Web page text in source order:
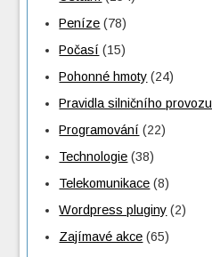
Peníze (78)
Počasí (15)
Pohonné hmoty (24)
Pravidla silničního provozu
Programování (22)
Technologie (38)
Telekomunikace (8)
Wordpress pluginy (2)
Zajímavé akce (65)